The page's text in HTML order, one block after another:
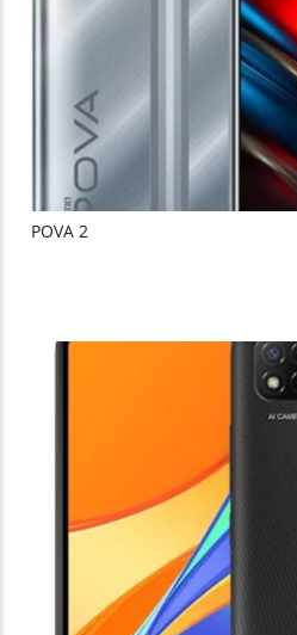
POVA 2